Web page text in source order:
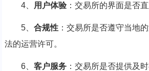
4、 用户体验：交易所的界面是否
5、 合规性：交易所是否遵守当地
法的运营许可。
6、 客户服务：交易所是否提供及时